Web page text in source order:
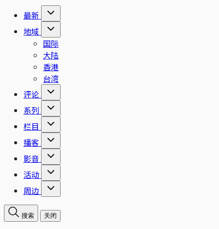
最新
地域
国际
大陆
香港
台湾
评论
系列
栏目
播客
影音
活动
周边
搜索 关闭